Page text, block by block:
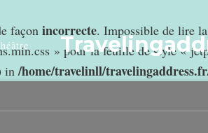
façon incorrecte. Impossible de lire
» pour la feuille de style «
in/home/travelinll/